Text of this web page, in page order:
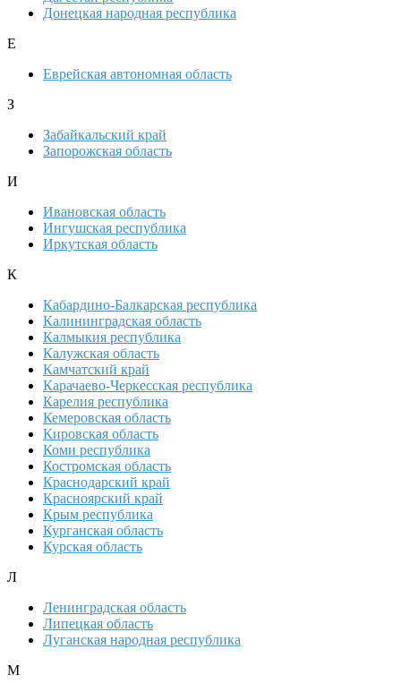
Донецкая народная республика
Е
Еврейская автономная область
З
Забайкальский край
Запорожская область
И
Ивановская область
Ингушская республика
Иркутская область
К
Кабардино-Балкарская республика
Калининградская область
Калмыкия республика
Калужская область
Камчатский край
Карачаево-Черкесская республика
Карелия республика
Кемеровская область
Кировская область
Коми республика
Костромская область
Краснодарский край
Красноярский край
Крым республика
Курганская область
Курская область
Л
Ленинградская область
Липецкая область
Луганская народная республика
М